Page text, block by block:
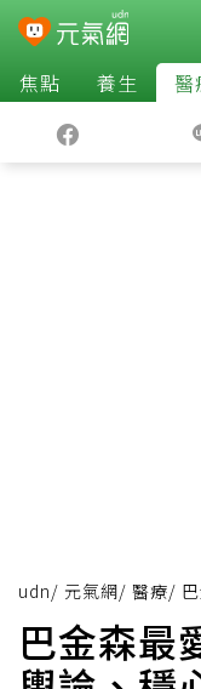
焦點 養生 醫
udn/ 元氣網/ 醫療/
巴金森最